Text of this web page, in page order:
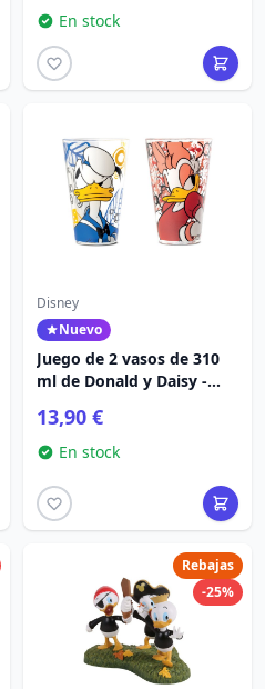
En stock
Disney
Nuevo
Juego de 2 vasos de 310
ml de Donald y Daisy -
13,90 €
En stock
Rebajas
-25%